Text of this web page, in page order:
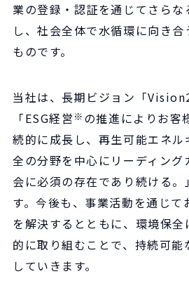
業の登録・認証を通じてさらな
し、社会全体で水循環に向き
ものです。
当社は、長期ビジョン「
「ESG経営 ※ の推進によりお客
続的に成長し、再生可能エネ
全の分野を中心にリーディング
会に必須の存在であり続ける。
す。今後も、事業活動を通じて
を解決するとともに、環境保
的に取り組むことで、持続可能
していきます。